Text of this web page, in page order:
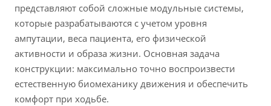
представляют собой сложные модульные системы,
которые разрабатываются с учетом уровня
ампутации, веса пациента, его физической
активности и образа жизни. Основная задача
конструкции: максимально точно воспроизвести
естественную биомеханику движения и обеспечить
комфорт при ходьбе.